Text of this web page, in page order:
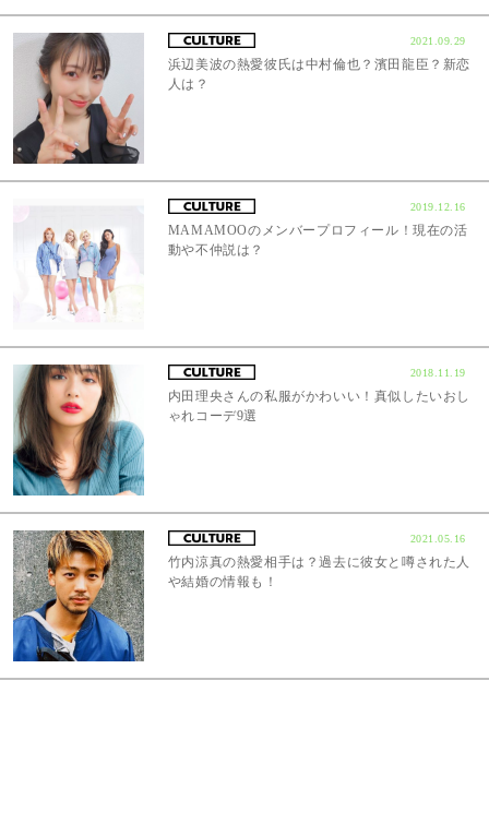
2021.09.29
浜辺美波の熱愛彼氏は中村倫也？濱田龍臣？新恋
人は？
2019.12.16
MAMAMOOのメンバープロフィール！現在の活
動や不仲説は？
2018.11.19
内田理央さんの私服がかわいい！真似したいおし
ゃれコーデ9選
2021.05.16
竹内涼真の熱愛相手は？過去に彼女と噂された人
や結婚の情報も！